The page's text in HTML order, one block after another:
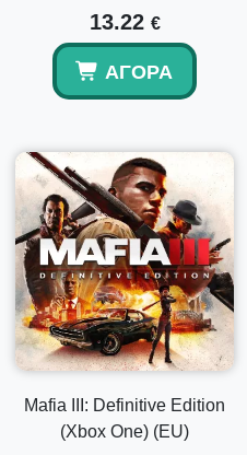
13.22 €
ΑΓΟΡΆ
Mafia III: Definitive Edition
(Xbox One) (EU)